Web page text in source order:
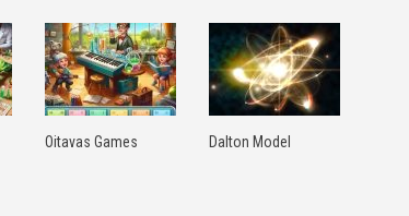
Oitavas Games Dalton Model